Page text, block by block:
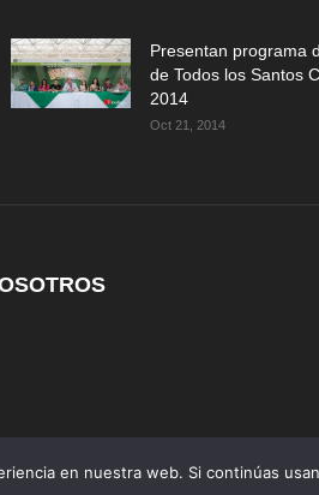
Presentan programa
de Todos los Santos
2014
Oct 21, 2014
en nuestra web. Si continúas